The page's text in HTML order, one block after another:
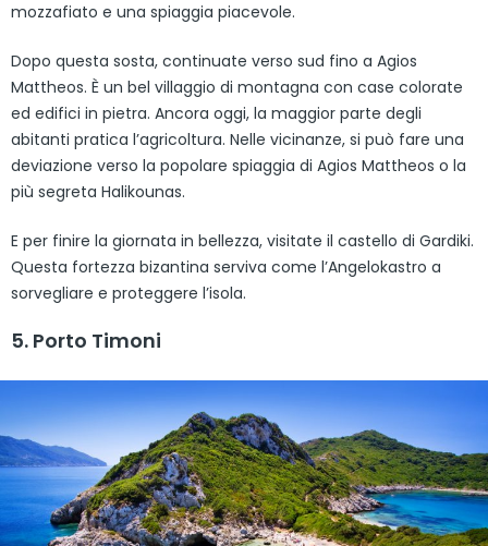
mozzafiato e una spiaggia piacevole.
Dopo questa sosta, continuate verso sud fino a Agios
Mattheos. È un bel villaggio di montagna con case colorate
ed edifici in pietra. Ancora oggi, la maggior parte degli
abitanti pratica l’agricoltura. Nelle vicinanze, si può fare una
deviazione verso la popolare spiaggia di Agios Mattheos o la
più segreta Halikounas.
E per finire la giornata in bellezza, visitate il castello di Gardiki.
Questa fortezza bizantina serviva come l’Angelokastro a
sorvegliare e proteggere l’isola.
5. Porto Timoni